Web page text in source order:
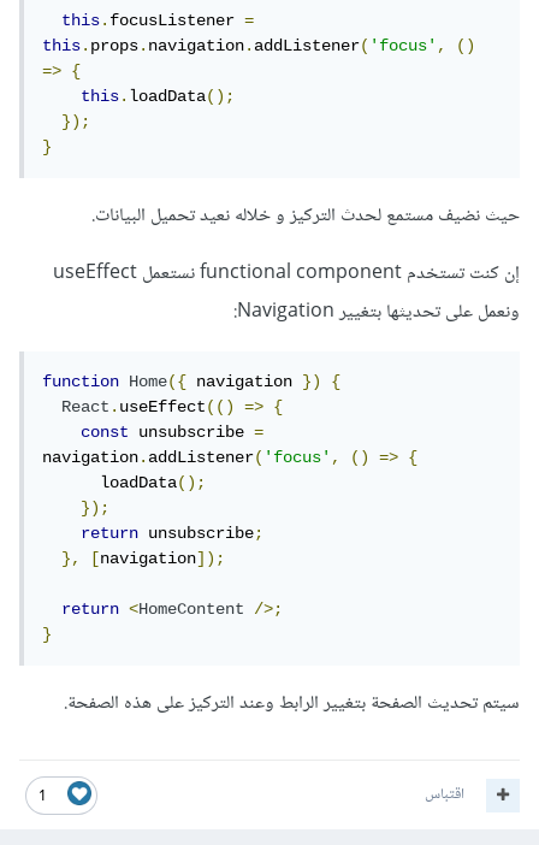
this.focusListener =
this.props.navigation.addListener('focus',
()
=>
{
this.loadData();
});
}
حيث نضيف مستمع لحدث التركيز و خلاله نعيد تحميل البيانات.
إن كنت تستخدم functional component نستعمل useEffect
ونعمل على تحديثها بتغيير Navigation:
function Home({ navigation })
{
React.useEffect(() =>
{
const
unsubscribe =
navigation.addListener('focus', () =>
{
      loadData
();
});
return unsubscribe;
},
[navigation]);
return <HomeContent
/>;
}
سيتم تحديث الصفحة بتغيير الرابط وعند التركيز على هذه الصفحة.
1 اقتباس